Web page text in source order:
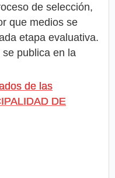
de selección,
que medios se
etapa evaluativa.
publica en la
de las
DE